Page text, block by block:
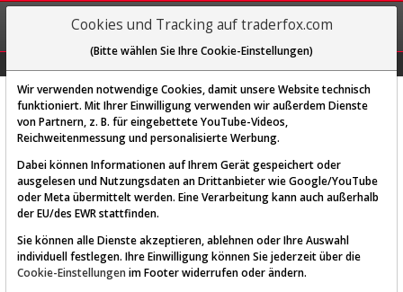
REGIS-
TRIEREN
Diese Funktion ist nur für
AKTIEN-TERMINAL
Cookies und Tracking auf traderfox.com
(Bitte wählen Sie Ihre Cookie-Einstellungen)
Wir verwenden notwendige Cookies, damit unsere Website technisch
funktioniert. Mit Ihrer Einwilligung verwenden wir außerdem Dienste
von Partnern, z. B. für eingebettete YouTube-Videos,
Reichweitenmessung und personalisierte Werbung.
Dabei können Informationen auf Ihrem Gerät gespeichert oder
ausgelesen und Nutzungsdaten an Drittanbieter wie Google/YouTube
oder Meta übermittelt werden. Eine Verarbeitung kann auch außerhalb
der EU/des EWR stattfinden.
Sie können alle Dienste akzeptieren, ablehnen oder Ihre Auswahl
individuell festlegen. Ihre Einwilligung können Sie jederzeit über die
Cookie-Einstellungen im Footer widerrufen oder ändern.